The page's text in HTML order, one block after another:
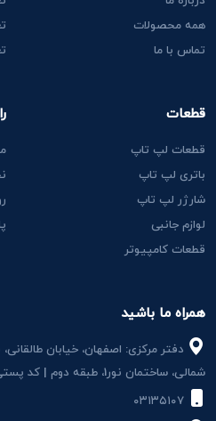
همراه ما باشید
دفتر مرکزی: اصفهان، خیابان
شمالی، ساختمان نور1، طبقه دوم | کد پستی: 8135945463
همه محصولات
تماس با ما
قطعات
قطعات لپ تاپ
باتری لپ تاپ
شارژر لپ تاپ
لوازم جانبی
قطعات کامپیوتر